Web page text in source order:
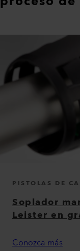
PISTOLAS DE
Soplador
Leister en
Conozca más